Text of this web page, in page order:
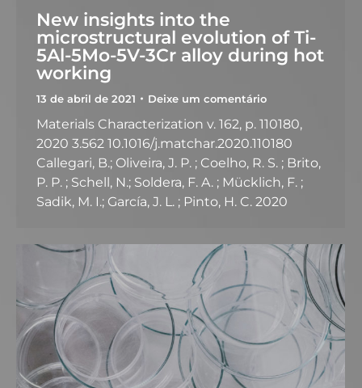
New insights into the
microstructural evolution of Ti-
5Al-5Mo-5V-3Cr alloy during hot
working
13 de abril de 2021 Deixe um comentário
Materials Characterization v. 162, p. 110180,
2020 3.562 10.1016/j.matchar.2020.110180
Callegari, B.; Oliveira, J. P. ; Coelho, R. S. ; Brito,
P. P. ; Schell, N.; Soldera, F. A. ; Mücklich, F. ;
Sadik, M. I.; García, J. L. ; Pinto, H. C. 2020